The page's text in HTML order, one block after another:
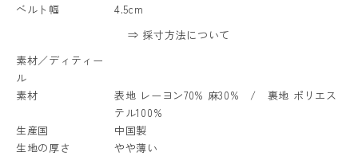
ベルト幅
4.5cm
⇒ 採寸方法について
素材／ディティー
ル
素材
表地 レーヨン70% 麻30% / 裏地 ポリエス
テル100%
生産国
中国製
生地の厚さ
やや薄い